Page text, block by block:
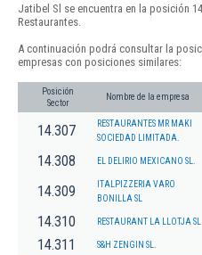
Jatibel Sl se encuentra en la posición
Restaurantes.
A continuación podrá consultar la
empresas con posiciones similares:
Posición
Sector
Nombre de la empresa
14.307
RESTAURANTES MR MAKI
SOCIEDAD LIMITADA.
14.308 EL DELIRIO MEXICANO SL.
14.309
ITALPIZZERIA VARO
BONILLA SL
14.310 RESTAURANT LA LLOTJA SL
14.311 S&H ZENGIN SL.